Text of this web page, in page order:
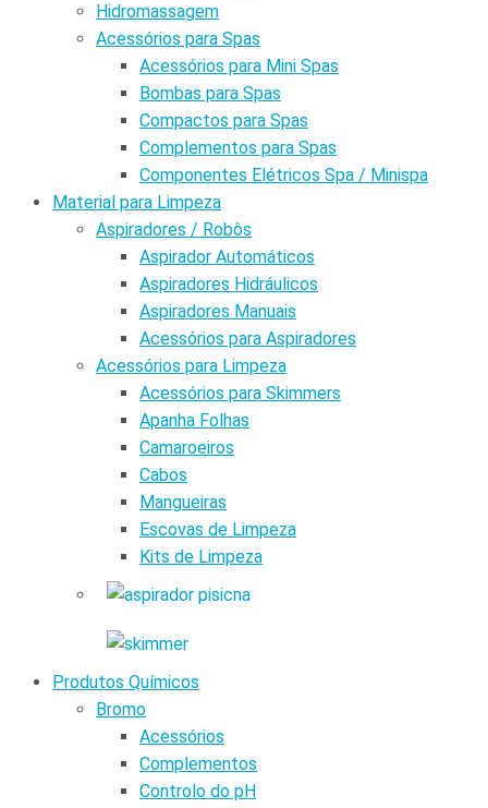
Hidromassagem
Acessórios para Spas
Acessórios para Mini Spas
Bombas para Spas
Compactos para Spas
Complementos para Spas
Componentes Elétricos Spa / Minispa
Material para Limpeza
Aspiradores / Robôs
Aspirador Automáticos
Aspiradores Hidráulicos
Aspiradores Manuais
Acessórios para Aspiradores
Acessórios para Limpeza
Acessórios para Skimmers
Apanha Folhas
Camaroeiros
Cabos
Mangueiras
Escovas de Limpeza
Kits de Limpeza
Produtos Químicos
Bromo
Acessórios
Complementos
Controlo do pH